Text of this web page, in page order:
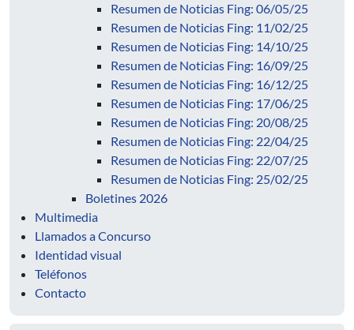
Resumen de Noticias Fing: 06/05/25
Resumen de Noticias Fing: 11/02/25
Resumen de Noticias Fing: 14/10/25
Resumen de Noticias Fing: 16/09/25
Resumen de Noticias Fing: 16/12/25
Resumen de Noticias Fing: 17/06/25
Resumen de Noticias Fing: 20/08/25
Resumen de Noticias Fing: 22/04/25
Resumen de Noticias Fing: 22/07/25
Resumen de Noticias Fing: 25/02/25
Boletines 2026
Multimedia
Llamados a Concurso
Identidad visual
Teléfonos
Contacto